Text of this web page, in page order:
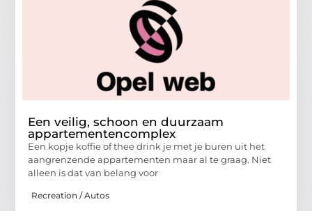
Een veilig, schoon en duurzaam
appartementencomplex
Een kopje koffie of thee drink je met je buren uit het
aangrenzende appartementen maar al te graag. Niet
alleen is dat van belang voor
Recreation / Autos